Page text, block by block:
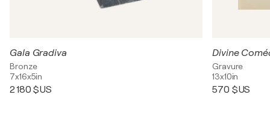
Gala Gradiva
Bronze
7x16x5in
2 180 $US
Gravure
13x10in
570 $US